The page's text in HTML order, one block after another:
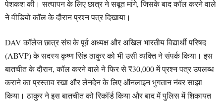
पेशकश की। सत्यापन के लिए छात्र ने सबूत मांगे, जिसके बाद कॉल करने वाले
ने वीडियो कॉल के दौरान प्रश्न पत्र दिखाया।
DAV कॉलेज छात्र संघ के पूर्व अध्यक्ष और अखिल भारतीय विद्यार्थी परिषद
(ABVP) के सदस्य कृष्ण सिंह ठाकुर को भी उसी व्यक्ति ने संपर्क किया। इस
बातचीत के दौरान, कॉल करने वाले ने फिर से ₹30,000 में प्रश्न पत्र उपलब्ध
कराने का प्रस्ताव रखा और लेनदेन के लिए ऑनलाइन भुगतान नंबर साझा
किया। ठाकुर ने इस बातचीत को रिकॉर्ड किया और बाद में पुलिस में शिकायत